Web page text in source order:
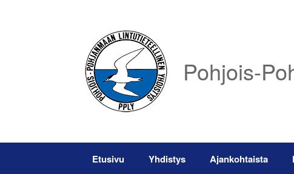
Pohjois-
Etusivu Yhdistys Ajankohtaista